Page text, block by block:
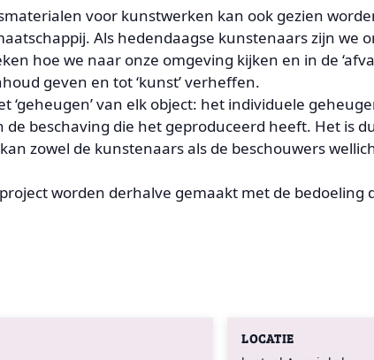
voor kunstwerken kan ook gezien
Als hedendaagse kunstenaars zijn we
hoe we naar onze omgeving kijken en in de
geven en tot ‘kunst’ verheffen.
‘geheugen’ van elk object: het individuele
beschaving die het geproduceerd heeft. Het is
zowel de kunstenaars als de beschouwers
worden derhalve gemaakt met de bedoeling
LOCATIE